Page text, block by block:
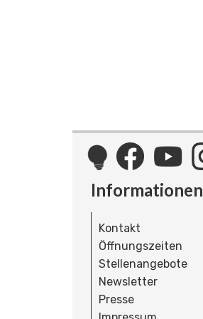
Informationen
Kontakt
Öffnungszeiten
Stellenangebote
Newsletter
Presse